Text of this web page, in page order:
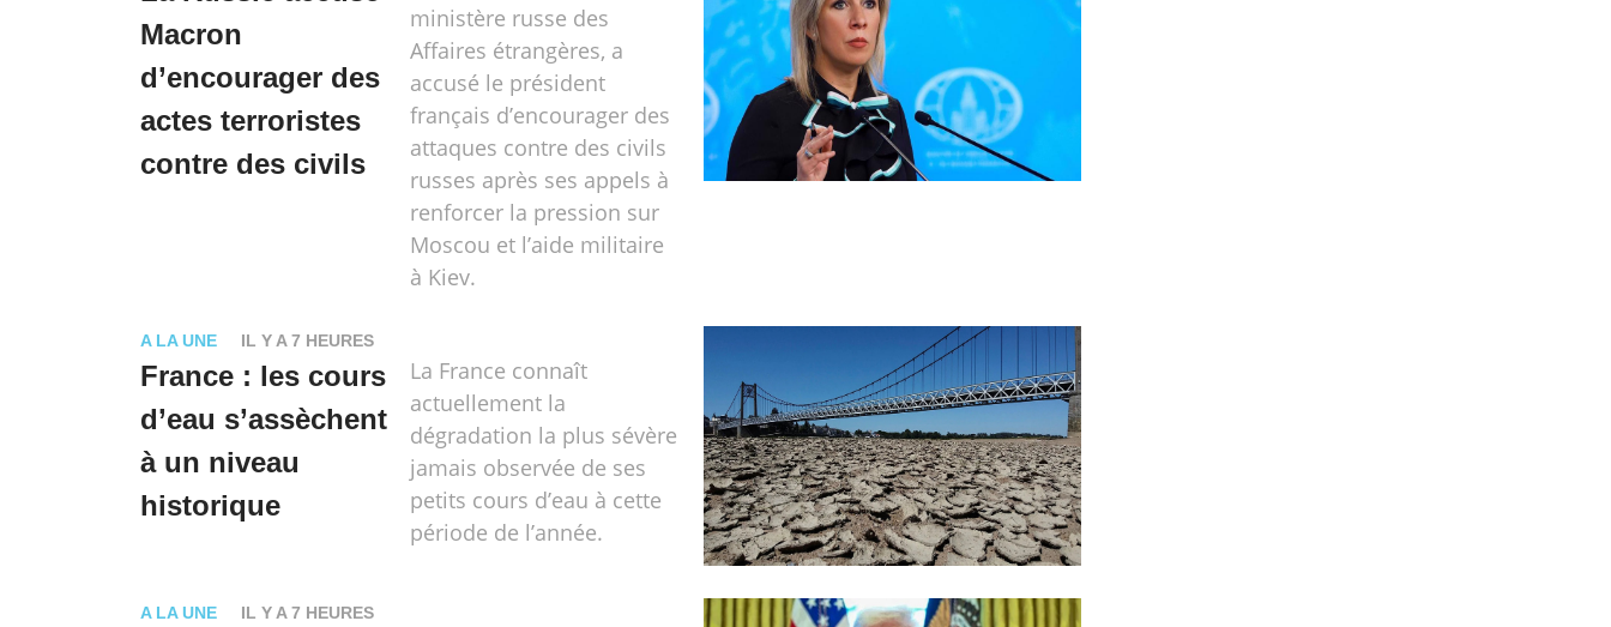
Macron
d’encourager des
actes terroristes
contre des civils
ministère russe des
Affaires étrangères, a
accusé le président
français d’encourager des
attaques contre des civils
russes après ses appels à
renforcer la pression sur
Moscou et l’aide militaire
à Kiev.
A LA UNE IL Y A 7 HEURES
France : les cours
d’eau s’assèchent
à un niveau
historique
La France connaît
actuellement la
dégradation la plus sévère
jamais observée de ses
petits cours d’eau à cette
période de l’année.
A LA UNE IL Y A 7 HEURES